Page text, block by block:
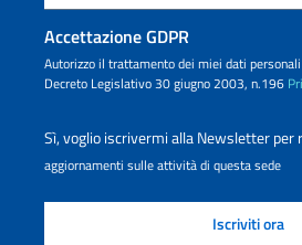
Accettazione GDPR
Autorizzo il trattamento dei miei dati
Decreto Legislativo 30 giugno 2003, n.196
Sì, voglio iscrivermi alla Newsletter per
aggiornamenti sulle attività di questa sede